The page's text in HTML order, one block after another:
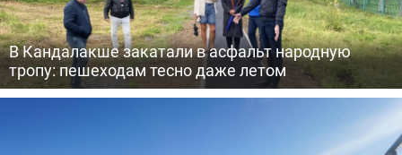
В Кандалакше закатали в асфальт народную
тропу: пешеходам тесно даже летом